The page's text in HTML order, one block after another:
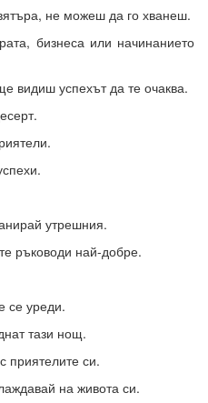
не можеш да го хванеш.
бизнеса или начинанието
видиш успехът да те очаква.
утрешния.
ръководи най-добре.
се уреди.
тази нощ.
приятелите си.
на живота си.